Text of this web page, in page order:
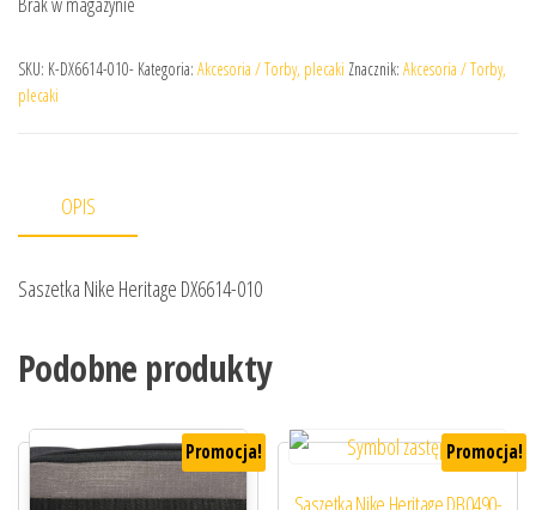
SKU: K-DX6614-010- Kategoria: Akcesoria / Torby, plecaki Znacznik: Akcesoria / Torby,
plecaki
OPIS
Saszetka Nike Heritage DX6614-010
Podobne produkty
Promocja! Promocja!
Saszetka Nike Heritage DB0490-